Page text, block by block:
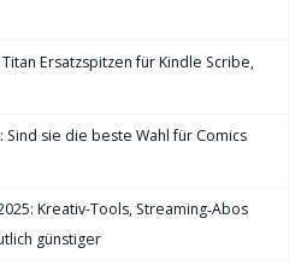
Ersatzspitzen für Kindle Scribe,
Sind sie die beste Wahl für Comics
Kreativ-Tools, Streaming‑Abos
günstiger